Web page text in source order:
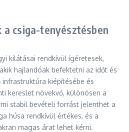
csiga-tenyésztésben
kilátásai rendkívül ígéretesek,
hajlandóak befektetni az időt és
kiépítésébe és
kereslet növekvő, különösen a
stabil bevételi forrást jelenthet a
húsa rendkívül értékes, és a
magas árat lehet kérni.